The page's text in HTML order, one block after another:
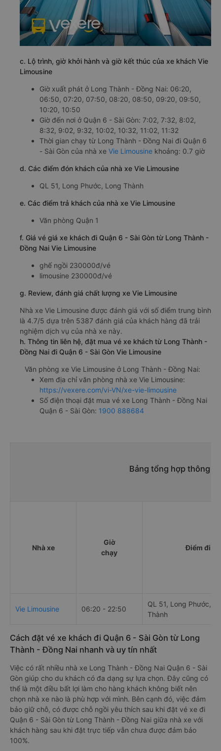
c. Lộ trình, giờ khởi hành và giờ kết thúc của xe khách Vie
Limousine
Giờ xuất phát ở Long Thành - Đồng Nai: 06:20,
06:50, 07:20, 07:50, 08:20, 08:50, 09:20, 09:50,
10:20, 10:50
Giờ đến nơi ở Quận 6 - Sài Gòn: 7:02, 7:32, 8:02,
8:32, 9:02, 9:32, 10:02, 10:32, 11:02, 11:32
Thời gian chạy từ Long Thành - Đồng Nai đi Quận 6
- Sài Gòn của nhà xe Vie Limousine khoảng: 0.7 giờ
d. Các điểm đón khách của nhà xe Vie Limousine
QL 51, Long Phước, Long Thành
e. Các điểm trả khách của nhà xe Vie Limousine
Văn phòng Quận 1
f. Giá vé giá xe khách đi Quận 6 - Sài Gòn từ Long Thành -
Đồng Nai Vie Limousine
ghế ngồi 230000đ/vé
limousine 230000đ/vé
g. Review, đánh giá chất lượng xe Vie Limousine
Nhà xe Vie Limousine được đánh giá với số điểm trung bình
là 4.7/5 dựa trên 5387 đánh giá của khách hàng đã trải
nghiệm dịch vụ của nhà xe này.
h. Thông tin liên hệ, đặt mua vé xe khách từ Long Thành -
Đồng Nai đi Quận 6 - Sài Gòn Vie Limousine
Văn phòng xe Vie Limousine ở Long Thành - Đồng Nai:
Xem địa chỉ văn phòng nhà xe Vie Limousine:
https://vexere.com/vi-VN/xe-vie-limousine
Số điện thoại đặt mua vé xe Long Thành - Đồng Nai
Quận 6 - Sài Gòn: 1900 888684
Bảng tổng hợp thông
Nhà xe
Giờ
chạy
Điểm đi
Vie Limousine 06:20 - 22:50
QL 51, Long Phước,
Thành
Cách đặt vé xe khách đi Quận 6 - Sài Gòn từ Long
Thành - Đồng Nai nhanh và uy tín nhất
Việc có rất nhiều nhà xe Long Thành - Đồng Nai Quận 6 - Sài
Gòn giúp cho du khách có đa dạng sự lựa chọn. Đây cũng có
thể là một điều bất lợi làm cho hàng khách không biết nên
chọn nhà xe nào là phù hợp với mình. Bên cạnh đó, việc đảm
bảo giữ chỗ, có được chỗ ngồi yêu thích sau khi đặt vé xe đi
Quận 6 - Sài Gòn từ Long Thành - Đồng Nai giữa nhà xe với
khách hàng sau khi đặt trực tiếp vẫn chưa được đảm bảo
100%.